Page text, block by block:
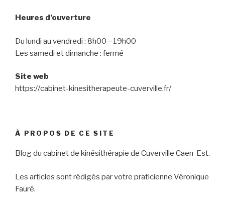
Heures d’ouverture
Du lundi au vendredi : 8h00—19h00
Les samedi et dimanche : fermé
Site web
https://cabinet-kinesitherapeute-cuverville.fr/
À PROPOS DE CE SITE
Blog du cabinet de kinésithérapie de Cuverville Caen-Est.
Les articles sont rédigés par votre praticienne Véronique
Fauré.